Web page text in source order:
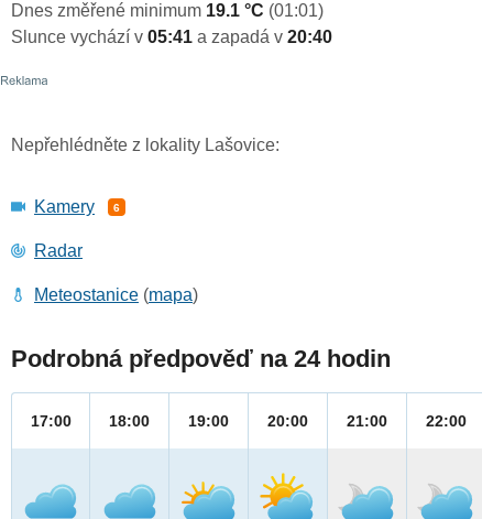
Dnes změřené minimum 19.1 °C (01:01)
Slunce vychází v 05:41 a zapadá v 20:40
Nepřehlédněte z lokality Lašovice:
Kamery 6
Radar
Meteostanice (mapa)
Podrobná předpověď na 24 hodin
17:00 18:00 19:00 20:00 21:00 22:00